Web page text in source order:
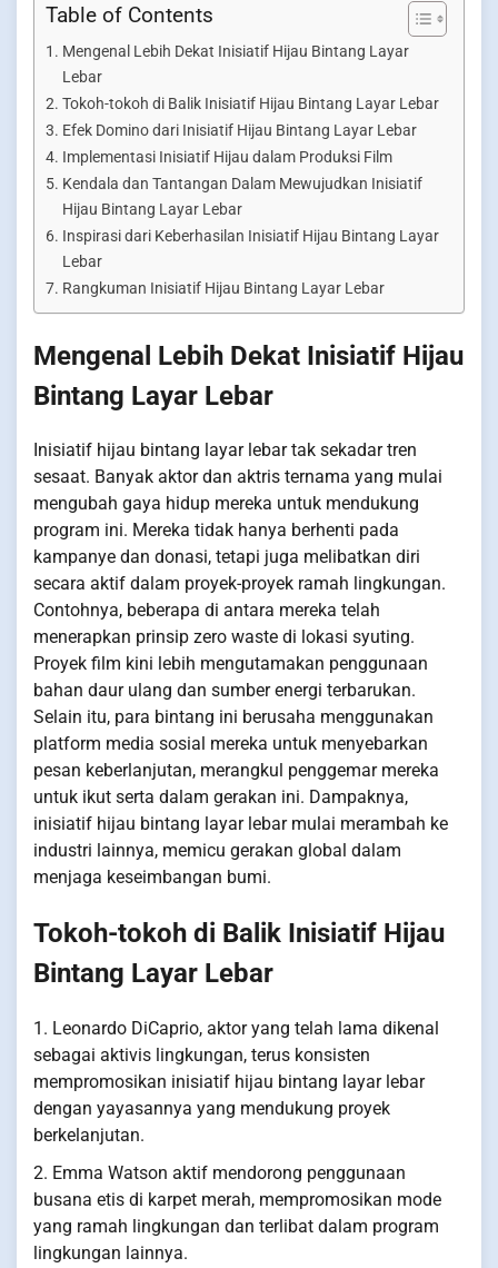
Table of Contents
Mengenal Lebih Dekat Inisiatif Hijau Bintang Layar
Lebar
Tokoh-tokoh di Balik Inisiatif Hijau Bintang Layar Lebar
Efek Domino dari Inisiatif Hijau Bintang Layar Lebar
Implementasi Inisiatif Hijau dalam Produksi Film
Kendala dan Tantangan Dalam Mewujudkan Inisiatif
Hijau Bintang Layar Lebar
Inspirasi dari Keberhasilan Inisiatif Hijau Bintang Layar
Lebar
Rangkuman Inisiatif Hijau Bintang Layar Lebar
Mengenal Lebih Dekat Inisiatif Hijau
Bintang Layar Lebar
Inisiatif hijau bintang layar lebar tak sekadar tren
sesaat. Banyak aktor dan aktris ternama yang mulai
mengubah gaya hidup mereka untuk mendukung
program ini. Mereka tidak hanya berhenti pada
kampanye dan donasi, tetapi juga melibatkan diri
secara aktif dalam proyek-proyek ramah lingkungan.
Contohnya, beberapa di antara mereka telah
menerapkan prinsip zero waste di lokasi syuting.
Proyek film kini lebih mengutamakan penggunaan
bahan daur ulang dan sumber energi terbarukan.
Selain itu, para bintang ini berusaha menggunakan
platform media sosial mereka untuk menyebarkan
pesan keberlanjutan, merangkul penggemar mereka
untuk ikut serta dalam gerakan ini. Dampaknya,
inisiatif hijau bintang layar lebar mulai merambah ke
industri lainnya, memicu gerakan global dalam
menjaga keseimbangan bumi.
Tokoh-tokoh di Balik Inisiatif Hijau
Bintang Layar Lebar
1. Leonardo DiCaprio, aktor yang telah lama dikenal
sebagai aktivis lingkungan, terus konsisten
mempromosikan inisiatif hijau bintang layar lebar
dengan yayasannya yang mendukung proyek
berkelanjutan.
2. Emma Watson aktif mendorong penggunaan
busana etis di karpet merah, mempromosikan mode
yang ramah lingkungan dan terlibat dalam program
lingkungan lainnya.